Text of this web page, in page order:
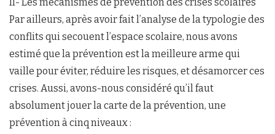
II- Les mécanismes de prévention des crises scolaires
Par ailleurs, après avoir fait l’analyse de la typologie des
conflits qui secouent l’espace scolaire, nous avons
estimé que la prévention est la meilleure arme qui
vaille pour éviter, réduire les risques, et désamorcer ces
crises. Aussi, avons-nous considéré qu’il faut
absolument jouer la carte de la prévention, une
prévention à cinq niveaux :